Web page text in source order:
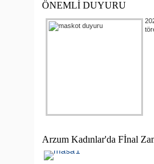
ÖNEMLİ DUYURU
Arzum Kadınlar'da Fİnal